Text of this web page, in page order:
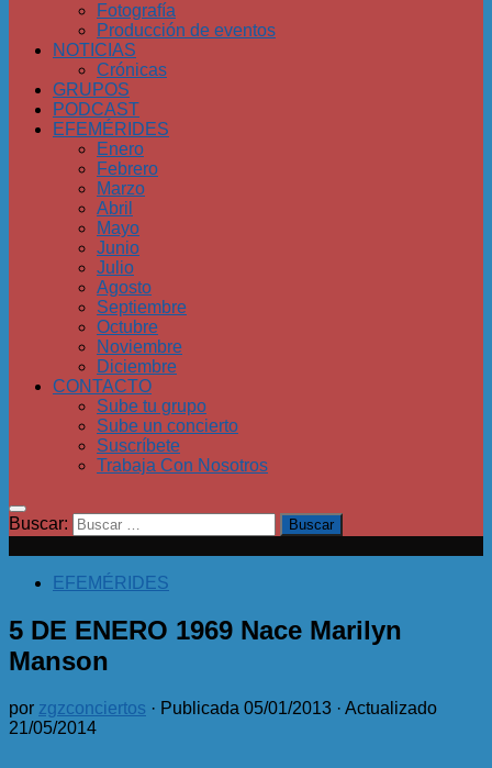
Fotografía
Producción de eventos
NOTICIAS
Crónicas
GRUPOS
PODCAST
EFEMÉRIDES
Enero
Febrero
Marzo
Abril
Mayo
Junio
Julio
Agosto
Septiembre
Octubre
Noviembre
Diciembre
CONTACTO
Sube tu grupo
Sube un concierto
Suscríbete
Trabaja Con Nosotros
Buscar:
EFEMÉRIDES
5 DE ENERO 1969 Nace Marilyn
Manson
por zgzconciertos · Publicada 05/01/2013 · Actualizado
21/05/2014